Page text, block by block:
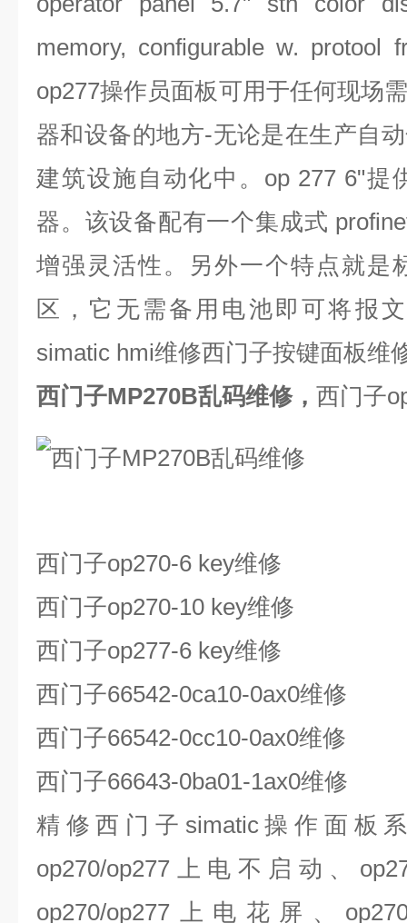
memory, configurable w. protool
op277操作员面板可用于任何现场
器和设备的地方-无论是在生产自
建筑设施自动化中。 op 277 6"提
器。该设备配有一个集成式
增强灵活性。另外一个特点就是
区，它无需备用电池即可将报
simatic hmi维修西门子按键面板维
西门子MP270B乱码维修， 西门子
西门子op270-6 key维修
西门子op270-10 key维修
西门子op277-6 key维修
西门子66542-0ca10-0ax0维修
西门子66542-0cc10-0ax0维修
西门子66643-0ba01-1ax0维修
精修西门子 simatic操作面板
op270/op277 上电不启动、
op270/op277 上电花屏、